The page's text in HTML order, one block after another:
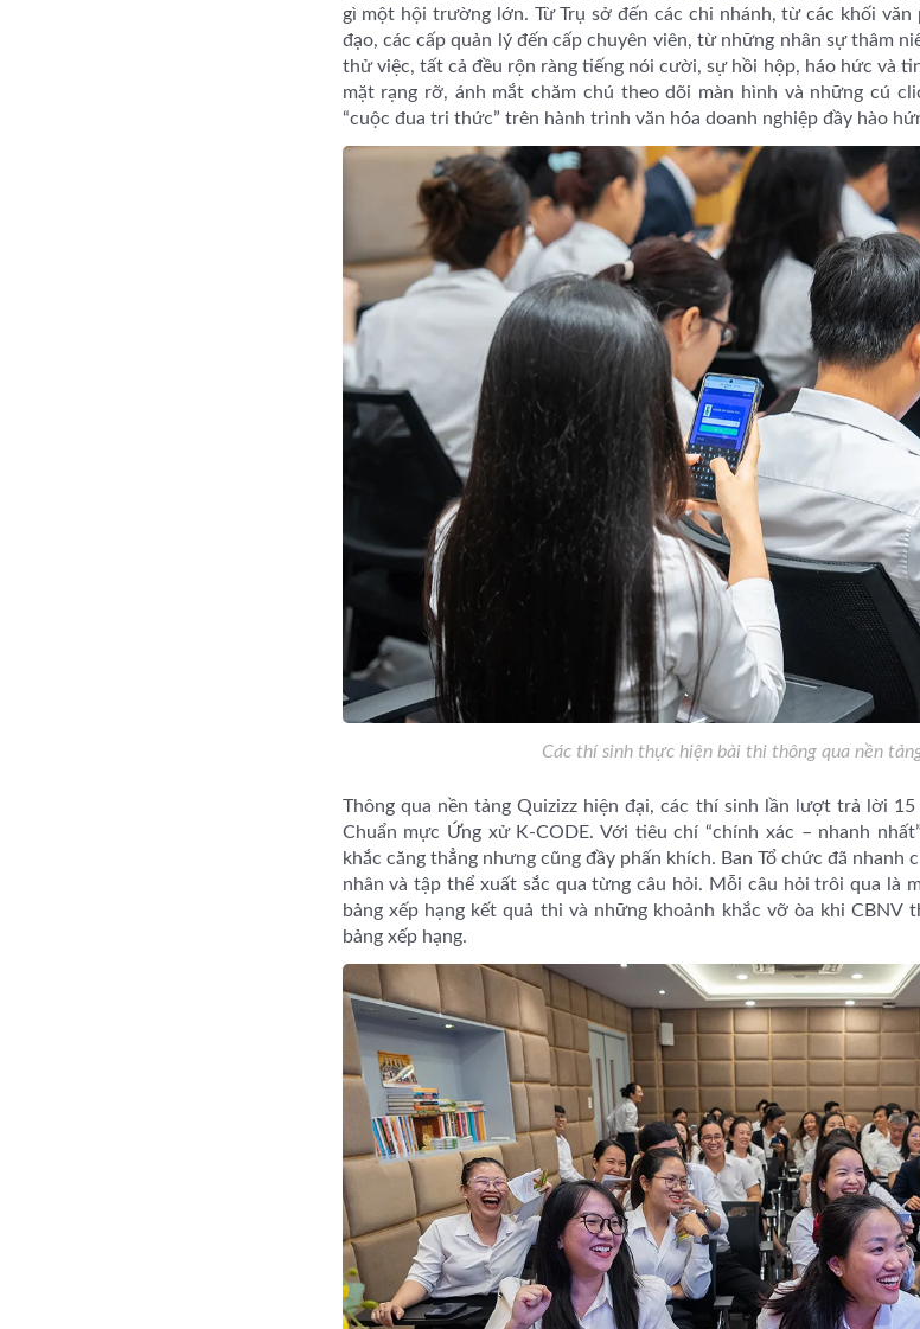
gì một hội trường lớn. Từ Trụ sở đến các chi nhánh, từ các khối
đạo, các cấp quản lý đến cấp chuyên viên, từ những nhân sự thâm
thử việc, tất cả đều rộn ràng tiếng nói cười, sự hồi hộp, háo hức và
mặt rạng rỡ, ánh mắt chăm chú theo dõi màn hình và những cú
“cuộc đua tri thức” trên hành trình văn hóa doanh nghiệp đầy hào
Các thí sinh thực hiện bài thi thông qua nền
Thông qua nền tảng Quizizz hiện đại, các thí sinh lần lượt trả lời
Chuẩn mực Ứng xử K-CODE. Với tiêu chí “chính xác – nhanh
khắc căng thẳng nhưng cũng đầy phấn khích. Ban Tổ chức đã nhanh
nhân và tập thể xuất sắc qua từng câu hỏi. Mỗi câu hỏi trôi qua là
bảng xếp hạng kết quả thi và những khoảnh khắc vỡ òa khi CBNV
bảng xếp hạng.